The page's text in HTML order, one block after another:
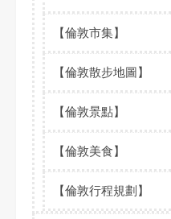
【倫敦市集】
【倫敦散步地圖】
【倫敦景點】
【倫敦美食】
【倫敦行程規劃】